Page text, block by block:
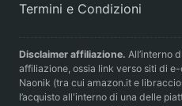
Termini e Condizioni